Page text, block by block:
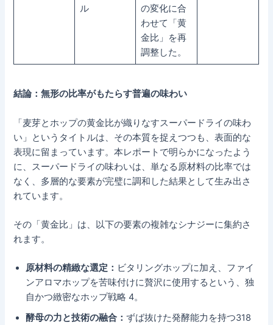
ル
の変化に合
わせて「黄
金比」を再
調整した。
結論：無形の比率がもたらす普遍の味わい
「麦芽とホップの黄金比が織りなすスーパードライの味わ
い」というタイトルは、その本質を捉えつつも、表面的な
表現に留まっています。本レポートで明らかになったよう
に、スーパードライの味わいは、単なる原材料の比率では
なく、多層的な要素が完璧に調和した結果として生み出さ
れています。
その「黄金比」は、以下の要素の複雑なシナジーに集約さ
れます。
原材料の精緻な選定： ビタリングホップに加え、ファイ
ンアロマホップを苦味付けに贅沢に使用するという、独
自かつ緻密なホップ戦略 4。
酵母の力と技術の融合：ずば抜けた発酵能力を持つ318